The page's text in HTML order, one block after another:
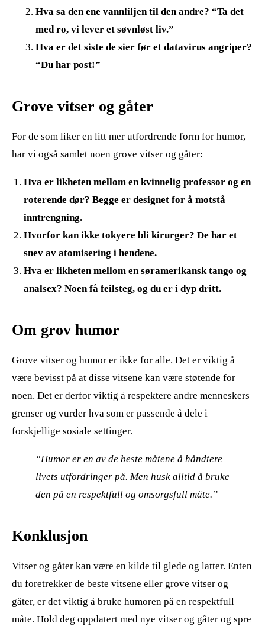
Hva sa den ene vannliljen til den andre? “Ta det
med ro, vi lever et søvnløst liv.”
Hva er det siste de sier før et datavirus angriper?
“Du har post!”
Grove vitser og gåter
For de som liker en litt mer utfordrende form for humor,
har vi også samlet noen grove vitser og gåter:
Hva er likheten mellom en kvinnelig professor og en
roterende dør? Begge er designet for å motstå
inntrengning.
Hvorfor kan ikke tokyere bli kirurger? De har et
snev av atomisering i hendene.
Hva er likheten mellom en søramerikansk tango og
analsex? Noen få feilsteg, og du er i dyp dritt.
Om grov humor
Grove vitser og humor er ikke for alle. Det er viktig å
være bevisst på at disse vitsene kan være støtende for
noen. Det er derfor viktig å respektere andre menneskers
grenser og vurder hva som er passende å dele i
forskjellige sosiale settinger.
“Humor er en av de beste måtene å håndtere
livets utfordringer på. Men husk alltid å bruke
den på en respektfull og omsorgsfull måte.”
Konklusjon
Vitser og gåter kan være en kilde til glede og latter. Enten
du foretrekker de beste vitsene eller grove vitser og
gåter, er det viktig å bruke humoren på en respektfull
måte. Hold deg oppdatert med nye vitser og gåter og spre